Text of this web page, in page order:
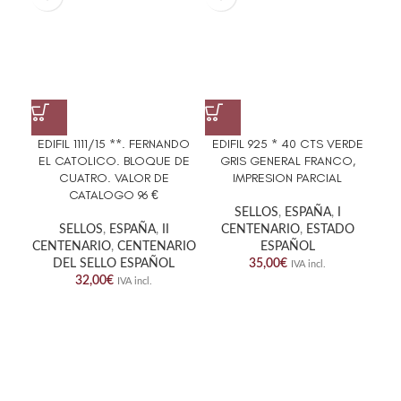
EDIFIL 1111/15 **. FERNANDO
EL CATOLICO. BLOQUE DE
CUATRO. VALOR DE
CATALOGO 96 €
SELLOS, ESPAÑA,
CENTENARIO, CENTENARIO
DEL SELLO ESPAÑOL
32,00€ IVA incl.
EDIFIL 925 * 40 CTS VERDE
GRIS GENERAL FRANCO,
IMPRESION PARCIAL
SELLOS, ESPAÑA,
CENTENARIO, ESTADO
ESPAÑOL
35,00€ IVA incl.